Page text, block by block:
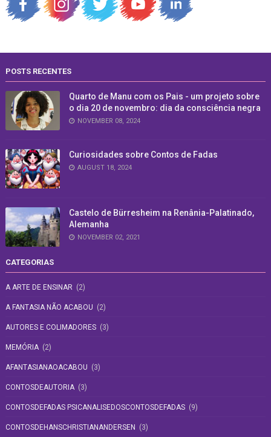
POSTS RECENTES
Quarto de Manu com os Pais - um projeto sobre
o dia 20 de novembro: dia da consciência negra
NOVEMBER 08, 2024
Curiosidades sobre Contos de Fadas
AUGUST 18, 2024
Castelo de Bürresheim na Renânia-Palatinado,
Alemanha
NOVEMBER 02, 2021
CATEGORIAS
A ARTE DE ENSINAR (2)
A FANTASIA NÃO ACABOU (2)
AUTORES E COLIMADORES (3)
MEMÓRIA (2)
AFANTASIANAOACABOU (3)
CONTOSDEAUTORIA (3)
CONTOSDEFADAS PSICANALISEDOSCONTOSDEFADAS (9)
CONTOSDEHANSCHRISTIANANDERSEN (3)